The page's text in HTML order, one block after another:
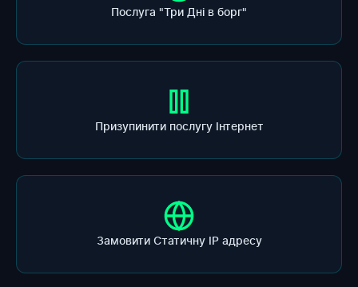
Послуга "Три Дні в борг"
Призупинити послугу Інтернет
Замовити Статичну ІР адресу